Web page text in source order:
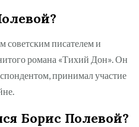
советским писателем и
романа «Тихий Дон». Он
принимал участие
Борис Полевой?